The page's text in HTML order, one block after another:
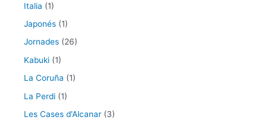
Italia (1)
Japonés (1)
Jornades (26)
Kabuki (1)
La Coruña (1)
La Perdi (1)
Les Cases d'Alcanar (3)